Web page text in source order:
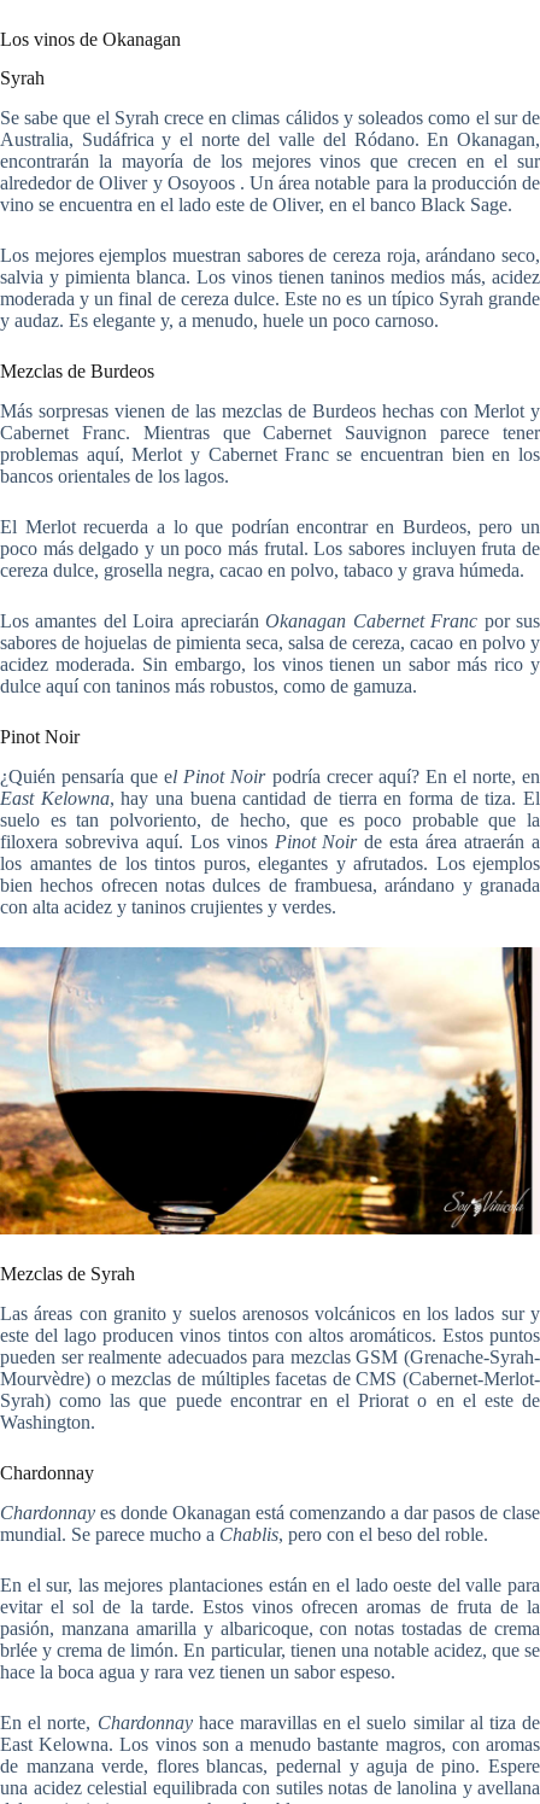
Los vinos de Okanagan
Syrah
Se sabe que el Syrah crece en climas cálidos y soleados como el sur de
Australia, Sudáfrica y el norte del valle del Ródano. En Okanagan,
encontrarán la mayoría de los mejores vinos que crecen en el sur
alrededor de Oliver y Osoyoos . Un área notable para la producción de
vino se encuentra en el lado este de Oliver, en el banco Black Sage.
Los mejores ejemplos muestran sabores de cereza roja, arándano seco,
salvia y pimienta blanca. Los vinos tienen taninos medios más, acidez
moderada y un final de cereza dulce. Este no es un típico Syrah grande
y audaz. Es elegante y, a menudo, huele un poco carnoso.
Mezclas de Burdeos
Más sorpresas vienen de las mezclas de Burdeos hechas con Merlot y
Cabernet Franc. Mientras que Cabernet Sauvignon parece tener
problemas aquí, Merlot y Cabernet Franc se encuentran bien en los
bancos orientales de los lagos.
El Merlot recuerda a lo que podrían encontrar en Burdeos, pero un
poco más delgado y un poco más frutal. Los sabores incluyen fruta de
cereza dulce, grosella negra, cacao en polvo, tabaco y grava húmeda.
Los amantes del Loira apreciaránOkanagan Cabernet Franc por sus
sabores de hojuelas de pimienta seca, salsa de cereza, cacao en polvo y
acidez moderada. Sin embargo, los vinos tienen un sabor más rico y
dulce aquí con taninos más robustos, como de gamuza.
Pinot Noir
¿Quién pensaría que el Pinot Noirpodría crecer aquí? En el norte, en
East Kelowna, hay una buena cantidad de tierra en forma de tiza. El
suelo es tan polvoriento, de hecho, que es poco probable que la
filoxera sobreviva aquí. Los vinos Pinot Noirde esta área atraerán a
los amantes de los tintos puros, elegantes y afrutados. Los ejemplos
bien hechos ofrecen notas dulces de frambuesa, arándano y granada
con alta acidez y taninos crujientes y verdes.
Mezclas de Syrah
Las áreas con granito y suelos arenosos volcánicos en los lados sur y
este del lago producen vinos tintos con altos aromáticos. Estos puntos
pueden ser realmente adecuados para mezclas GSM (Grenache-Syrah-
Mourvèdre) o mezclas de múltiples facetas de CMS (Cabernet-Merlot-
Syrah) como las que puede encontrar en el Priorat o en el este de
Washington.
Chardonnay
Chardonnay es donde Okanagan está comenzando a dar pasos de clase
mundial. Se parece mucho a Chablis, pero con el beso del roble.
En el sur, las mejores plantaciones están en el lado oeste del valle para
evitar el sol de la tarde. Estos vinos ofrecen aromas de fruta de la
pasión, manzana amarilla y albaricoque, con notas tostadas de crema
brlée y crema de limón. En particular, tienen una notable acidez, que se
hace la boca agua y rara vez tienen un sabor espeso.
En el norte, Chardonnayhace maravillas en el suelo similar al tiza de
East Kelowna. Los vinos son a menudo bastante magros, con aromas
de manzana verde, flores blancas, pedernal y aguja de pino. Espere
una acidez celestial equilibrada con sutiles notas de lanolina y avellana